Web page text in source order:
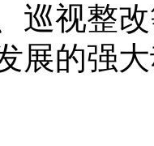
巡视整
展的强